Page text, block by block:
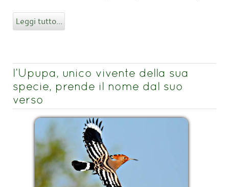
Leggi tutto...
l’Upupa, unico vivente della sua
specie, prende il nome dal suo
verso